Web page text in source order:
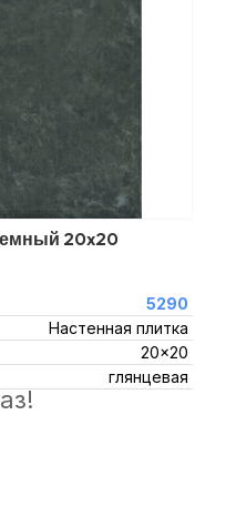
20x20
5290
Настенная плитка
20x20
глянцевая